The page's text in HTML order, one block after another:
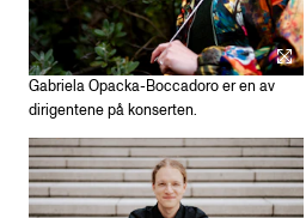
Gabriela Opacka-Boccadoro er en av
dirigentene på konserten.